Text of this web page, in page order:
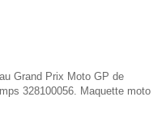
Grand Prix Moto GP de
328100056. Maquette moto